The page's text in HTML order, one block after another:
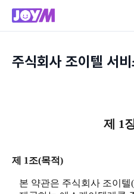
주식회사 조이텔 서
제 1
제 1조(목적)
본 약관은 주식회사 조이텔